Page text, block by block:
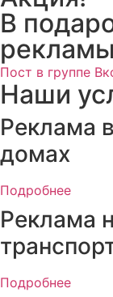
В
Пост в группе
Наши
Реклама
домах
Подробнее
Реклама
Подробнее